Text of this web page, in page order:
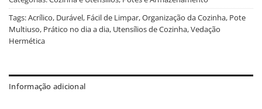
Tags:Acrílico, Durável, Fácil de Limpar,Organização da Cozinha, Pote
Multiuso, Prático no dia a dia, Utensílios de Cozinha,Vedação
Hermética
Informação adicional